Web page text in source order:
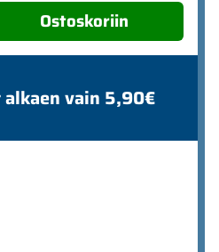
Ostoskoriin
vain 5,90€